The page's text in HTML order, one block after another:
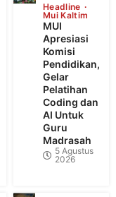
Headline
Mui Kaltim
MUI
Apresiasi
Komisi
Pendidikan,
Gelar
Pelatihan
Coding dan
AI Untuk
Guru
Madrasah
5 Agustus
2026